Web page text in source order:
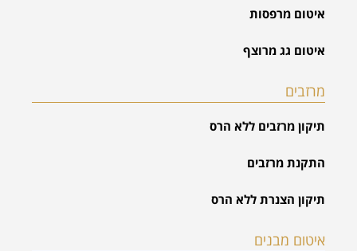
איטום מרפסות
איטום גג מרוצף
מרזבים
תיקון מרזבים ללא הרס
התקנת מרזבים
תיקון הצנרת ללא הרס
איטום מבנים